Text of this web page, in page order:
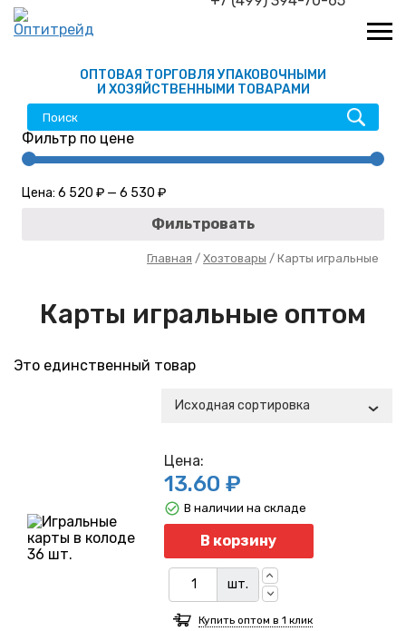
ОПТОВАЯ ТОРГОВЛЯ УПАКОВОЧНЫМИ
И ХОЗЯЙСТВЕННЫМИ ТОВАРАМИ
Фильтр по цене
Фильтровать
Цена: 6 520 ₽ — 6 530 ₽
Главная / Хозтовары / Карты игральные
Карты игральные оптом
Это единственный товар
Исходная сортировка
Цена:
13.60 ₽
В корзину
шт.
В наличии на складе
Купить оптом в 1 клик